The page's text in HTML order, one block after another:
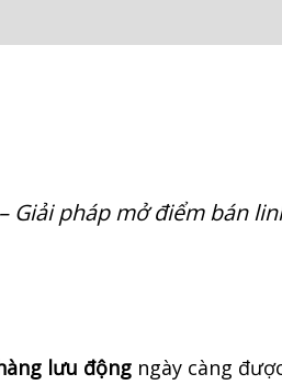
Giải pháp mở điểm bán
lưu động ngày càng